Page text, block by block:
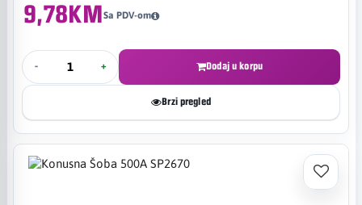
9,78KMSa PDV-om
- + Dodaj u korpu
Brzi pregled